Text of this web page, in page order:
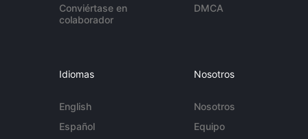
Conviértase en
colaborador
DMCA
Idiomas
English
Español
Nosotros
Nosotros
Equipo